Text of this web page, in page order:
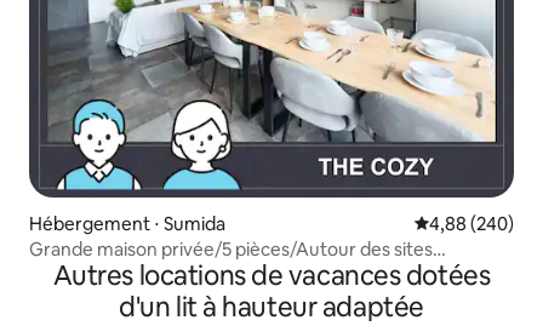
Hébergement ⋅ Sumida Évaluation
4,88 (240)
Grande maison privée/5 pièces/Autour des sites
touristiques
Autres locations de vacances dotées
d'un lit à hauteur adaptée